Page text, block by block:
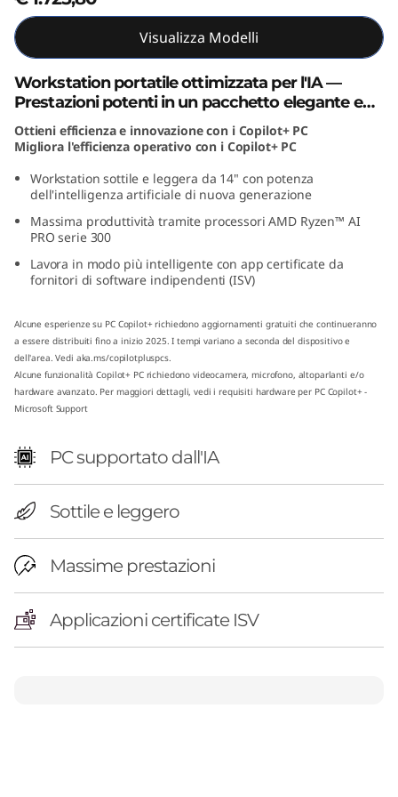
n
a
o
e
A
M
D
d
a
1
4
Visualizza Modelli
Workstation portatile ottimizzata per l'IA —
Prestazioni potenti in un pacchetto elegante e
portatile
Ottieni efficienza e innovazione con i Copilot+ PC
Migliora l'efficienza operativo con i Copilot+ PC
Workstation sottile e leggera da 14" con potenza
dell'intelligenza artificiale di nuova generazione
Massima produttività tramite processori AMD Ryzen™ AI
PRO serie 300
Lavora in modo più intelligente con app certificate da
fornitori di software indipendenti (ISV)
Alcune esperienze su PC Copilot+ richiedono aggiornamenti gratuiti che continueranno
a essere distribuiti fino a inizio 2025. I tempi variano a seconda del dispositivo e
dell'area. Vedi aka.ms/copilotpluspcs.
Alcune funzionalità Copilot+ PC richiedono videocamera, microfono, altoparlanti e/o
hardware avanzato. Per maggiori dettagli, vedii requisiti hardware per PC Copilot+ -
Microsoft Support
PC supportato dall'IA
Sottile e leggero
Massime prestazioni
Applicazioni certificate ISV